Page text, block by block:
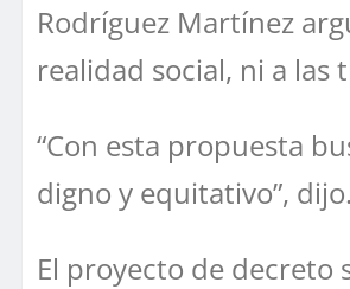
Rodríguez Martínez
realidad social, ni a
“Con esta propuesta
digno y equitativo”, dijo.
El proyecto de decreto